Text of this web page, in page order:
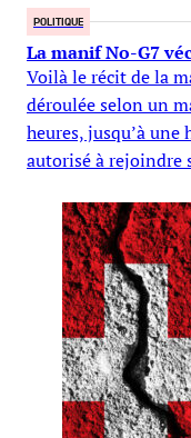
POLITIQUE
La manif No-G7
Voilà le récit de la
déroulée selon un
heures, jusqu’à
autorisé à rejoindre